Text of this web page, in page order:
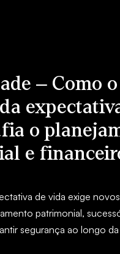
– Como o
o
e
de vida exige novos
patrimonial,
segurança ao longo da